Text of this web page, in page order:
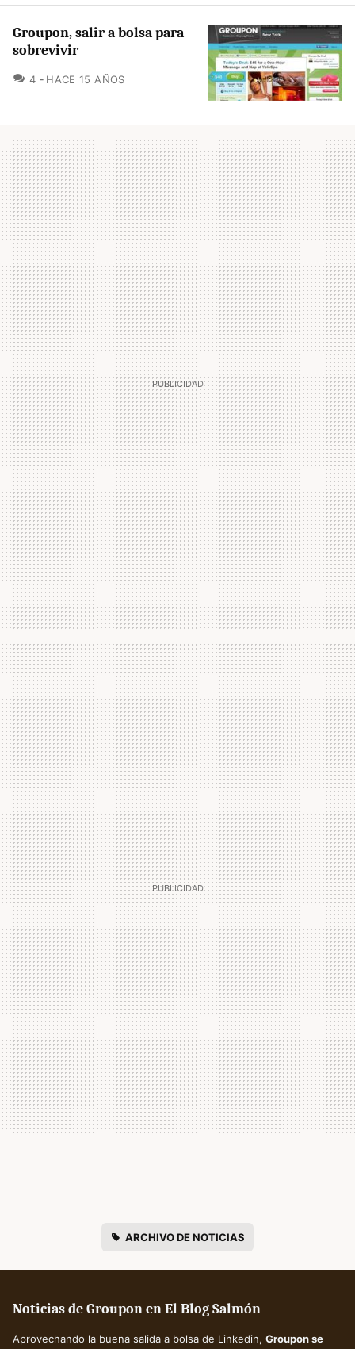
Groupon, salir a bolsa para
sobrevivir
4 COMENTARIOS
HACE 15 AÑOS
ARCHIVO DE NOTICIAS
Noticias de Groupon en El Blog Salmón
Aprovechando la buena salida a bolsa de Linkedin, Groupon se